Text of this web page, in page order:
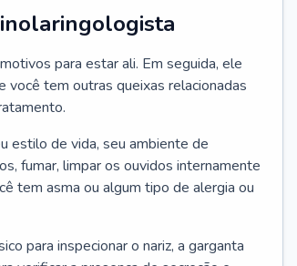
para estar ali. Em seguida, ele
você tem outras queixas relacionadas
estilo de vida, seu ambiente de
fumar, limpar os ouvidos internamente
tem asma ou algum tipo de alergia ou
para inspecionar o nariz, a garganta